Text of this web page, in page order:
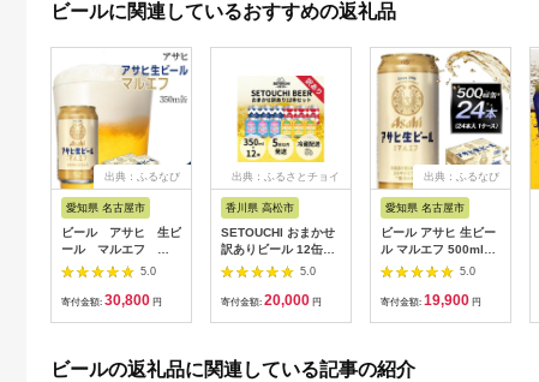
ビールに関連しているおすすめの返礼品
出典：ふるなび
愛知県 名古屋市
ビール アサヒ 生ビ
ール マルエフ
350ml 24本 2ケー
5.0
寄付金額: 30,800 円
出典：ふるさとチョイ
香川県 高松市
SETOUCHI おまかせ
訳ありビール 12缶セ
ット
5.0
寄付金額: 20,000 円
出典：ふるなび
愛知県 名古屋市
ビール アサヒ 生ビー
ル マルエフ 500ml
24本 1ケース
5.0
寄付金額: 19,900 円
ビールの返礼品に関連している記事の紹介